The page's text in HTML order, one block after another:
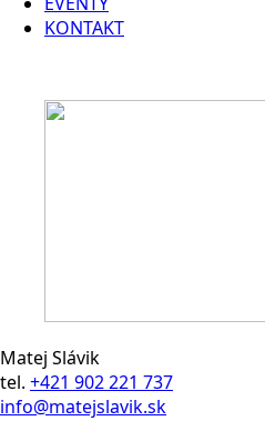
KONTAKT
Matej Slávik
tel. +421 902 221 737
info@matejslavik.sk